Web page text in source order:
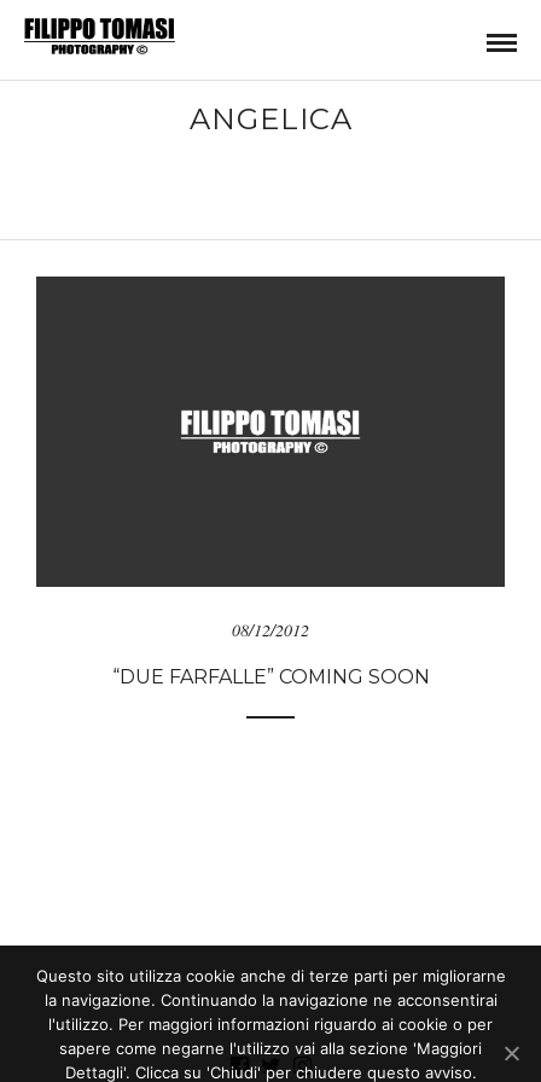
ANGELICA
08/12/2012
“DUE FARFALLE” COMING SOON
Questo sito utilizza cookie anche di terze parti per migliorarne
la navigazione. Continuando la navigazione ne acconsentirai
l'utilizzo. Per maggiori informazioni riguardo ai cookie o per
sapere come negarne l'utilizzo vai alla sezione 'Maggiori
Dettagli'. Clicca su 'Chiudi' per chiudere questo avviso.